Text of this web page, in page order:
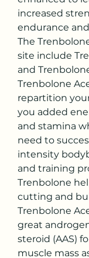
increased
endurance
The
site include
and
Trenbolone
repartition
you added
and stamina
need to
intensity
and training
Trenbolone
cutting and
Trenbolone
great
steroid (AAS)
muscle mass